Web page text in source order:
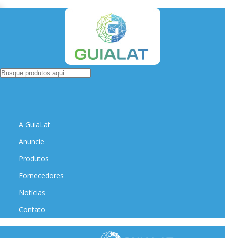
A GuiaLat
Anuncie
Produtos
Fornecedores
Notícias
Contato